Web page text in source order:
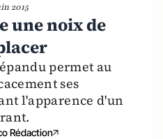
2015
une noix de
permet au
ses
l'apparence d'un
Rédaction